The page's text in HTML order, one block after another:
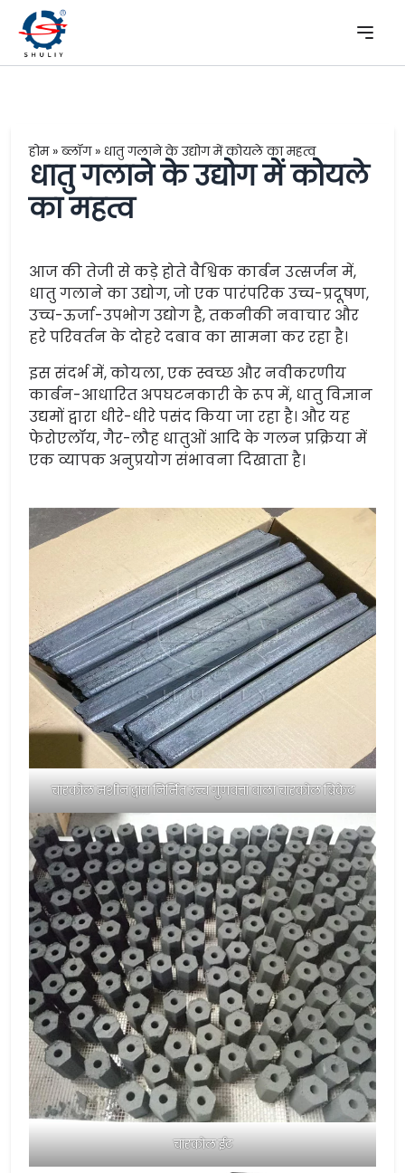
होम»ब्लॉग» धातु गलाने के उद्योग में कोयले का महत्व
धातु गलाने के उद्योग में कोयले
का महत्व
आज की तेजी से कड़े होते वैश्विक कार्बन उत्सर्जन में,
धातु गलाने का उद्योग, जो एक पारंपरिक उच्च-प्रदूषण,
उच्च-ऊर्जा-उपभोग उद्योग है, तकनीकी नवाचार और
हरे परिवर्तन के दोहरे दबाव का सामना कर रहा है।
इस संदर्भ में, कोयला, एक स्वच्छ और नवीकरणीय
कार्बन-आधारित अपघटनकारी के रूप में, धातु विज्ञान
उद्यमों द्वारा धीरे-धीरे पसंद किया जा रहा है। और यह
फेरोएलॉय, गैर-लौह धातुओं आदि के गलन प्रक्रिया में
एक व्यापक अनुप्रयोग संभावना दिखाता है।
चारकोल मशीन द्वारा निर्मित उच्च गुणवत्ता वाला चारकोल ब्रिकेट
चारकोल ईट